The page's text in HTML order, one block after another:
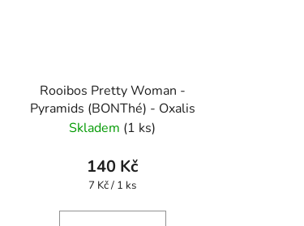
Rooibos Pretty Woman -
Pyramids (BONThé) - Oxalis
Skladem (1 ks)
140 Kč
Měrná
7 Kč / 1 ks